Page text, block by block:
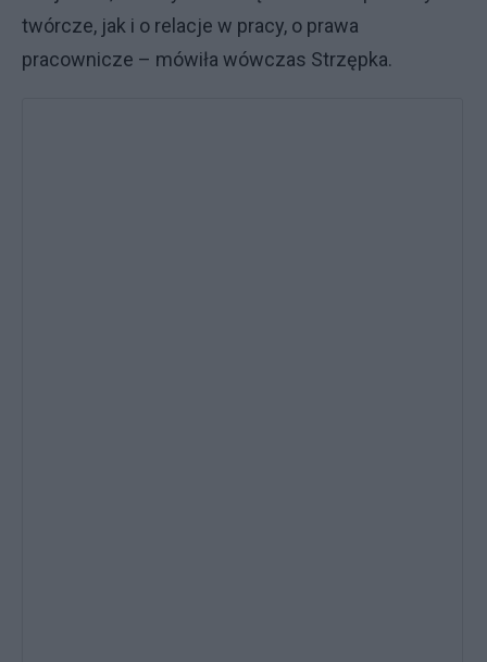
twórcze, jak i o relacje w pracy, o prawa
pracownicze – mówiła wówczas Strzępka.